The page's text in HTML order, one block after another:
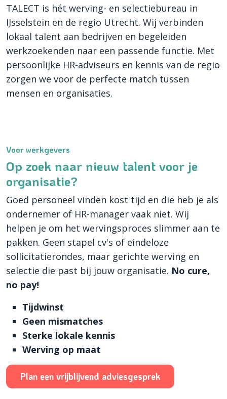
TALECT is hét werving- en selectiebureau in
IJsselstein en de regio Utrecht. Wij verbinden
lokaal talent aan bedrijven en begeleiden
werkzoekenden naar een passende functie. Met
persoonlijke HR-adviseurs en kennis van de regio
zorgen we voor de perfecte match tussen
mensen en organisaties.
Voor werkgevers
Op zoek naar nieuw talent voor je
organisatie?
Goed personeel vinden kost tijd en die heb je als
ondernemer of HR-manager vaak niet. Wij
helpen je om het wervingsproces slimmer aan te
pakken. Geen stapel cv's of eindeloze
sollicitatierondes, maar gerichte werving en
selectie die past bij jouw organisatie. No cure,
no pay!
Tijdwinst
Geen mismatches
Sterke lokale kennis
Werving op maat
Plan een vrijblijvend adviesgesprek